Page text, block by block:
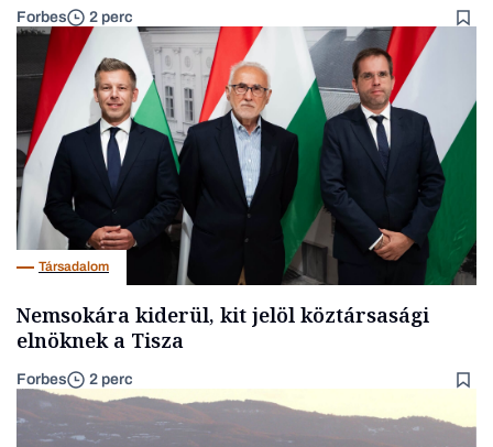
Forbes 2 perc
Társadalom
Nemsokára kiderül, kit jelöl köztársasági
elnöknek a Tisza
Forbes 2 perc